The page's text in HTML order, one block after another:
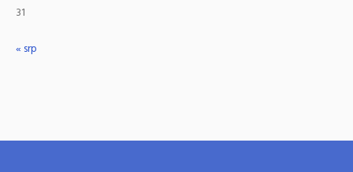
31
« srp